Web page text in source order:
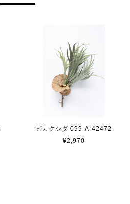
ビカクシダ 099-A-42472
¥2,970